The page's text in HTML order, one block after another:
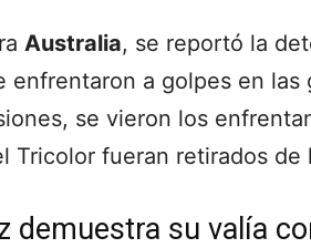
Australia, se reportó la
enfrentaron a golpes en las
se vieron los
Tricolor fueran retirados de
demuestra su valía